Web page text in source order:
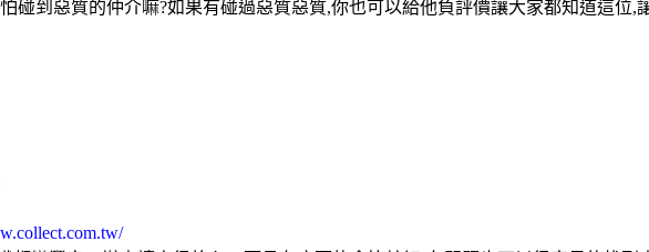
碰到惡質的仲介嘛?如果有碰過惡質惡質,你也可以給他負評價讓大家都知道這位,